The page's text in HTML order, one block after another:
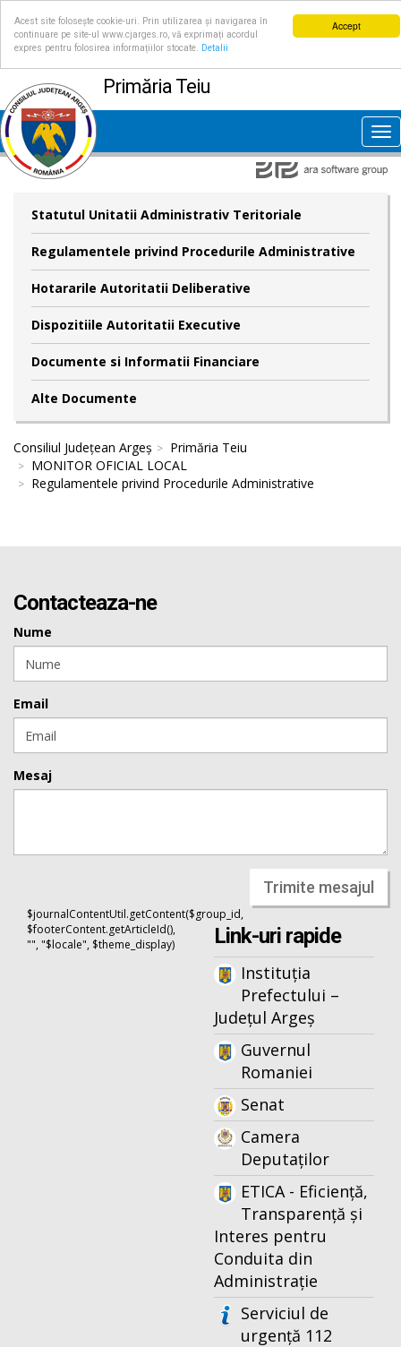
Accept
Acest site folosește cookie-uri. Prin utilizarea și navigarea în
continuare pe site-ul www.cjarges.ro, vă exprimați acordul
expres pentru folosirea informațiilor stocate.
Detalii
Primăria Teiu
Statutul Unitatii Administrativ Teritoriale
Regulamentele privind Procedurile Administrative
Hotararile Autoritatii Deliberative
Dispozitiile Autoritatii Executive
Documente si Informatii Financiare
Alte Documente
Consiliul Județean Argeș
Primăria Teiu
MONITOR OFICIAL LOCAL
Regulamentele privind Procedurile Administrative
Contacteaza-ne
Nume
Email
Mesaj
Trimite mesajul
$journalContentUtil.getContent($group_id,
$footerContent.getArticleId(),
"", "$locale", $theme_display)
Link-uri rapide
Instituția
Prefectului –
Județul Argeș
Guvernul
Romaniei
Senat
Camera
Deputaților
ETICA - Eficiență,
Transparență și
Interes pentru
Conduita din
Administrație
Serviciul de
urgență 112